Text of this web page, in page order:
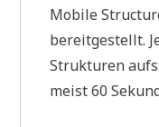
Mobile
bereitgestellt.
Strukturen
meist 60